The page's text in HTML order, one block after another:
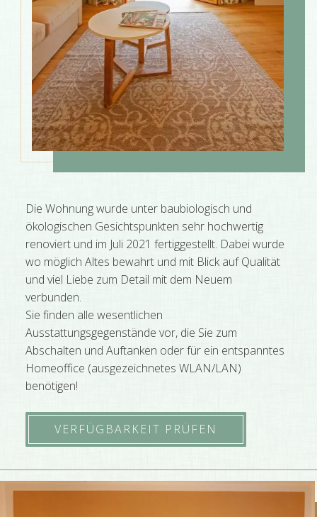
Die Wohnung wurde unter baubiologisch und
ökologischen Gesichtspunkten sehr hochwertig
renoviert und im Juli 2021 fertiggestellt. Dabei wurde
wo möglich Altes bewahrt und mit Blick auf Qualität
und viel Liebe zum Detail mit dem Neuem
verbunden.
Sie finden alle wesentlichen
Ausstattungsgegenstände vor, die Sie zum
Abschalten und Auftanken oder für ein entspanntes
Homeoffice (ausgezeichnetes WLAN/LAN)
benötigen!
VERFÜGBARKEIT PRÜFEN